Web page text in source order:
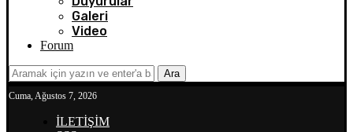
Galeri
Video
Forum
Ara
Cuma, Ağustos 7, 2026
İLETİŞİM